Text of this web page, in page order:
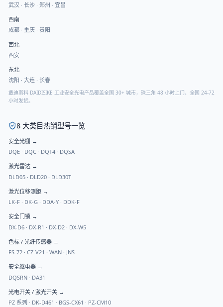
武汉 · 长沙· 郑州 · 宜昌
西南
成都· 重庆· 贵阳
西北
西安
东北
沈阳 · 大连· 长春
戴迪斯科 DAIDISIKE 工业安全光电产品覆盖全国 30+ 城市，珠三角 48 小时上门、全国 24-72
小时发货。
8 大类目热销型号一览
安全光栅→
DQE· DQC· DQT4· DQSA
激光雷达→
DLD05· DLD20· DLD30T
激光位移测距→
LK-F· DK-G· DDA-Y· DDK-F
安全门锁 →
DX-D6· DX-R1 · DX-D2· DX-W5
色标 / 光纤传感器→
FS-72· CZ-V21 · WAN· JNS
安全继电器→
DQSRN· DA31
光电开关 / 激光开关→
PZ 系列 · DK-D461 · BGS-CX61 · PZ-CM10